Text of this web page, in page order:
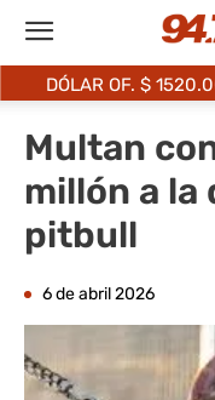
DÓLAR OF. $
Multan
millón a la
pitbull
6 de abril 2026